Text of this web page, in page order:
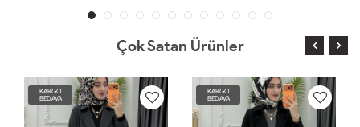
Çok Satan Ürünler
KARGO
BEDAVA
KARGO
BEDAVA